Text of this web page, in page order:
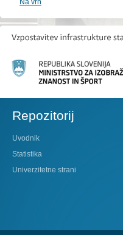
Repozitorij
Uvodnik
Statistika
Univerzitetne strani